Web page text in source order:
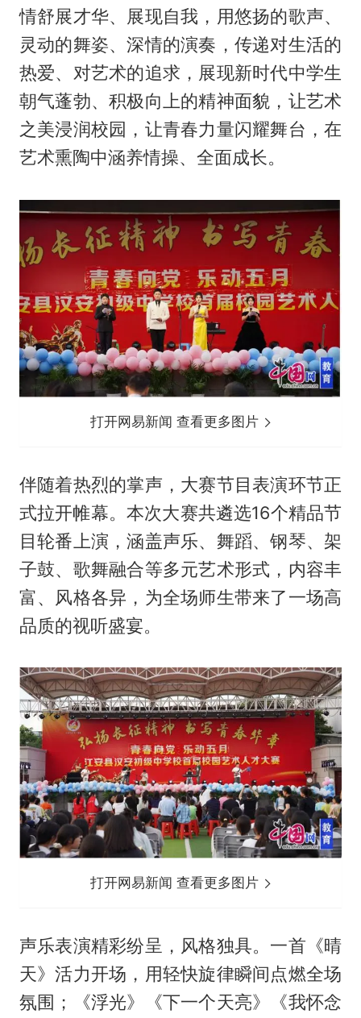
情舒展才华、展现自我，用悠扬的歌声、
灵动的舞姿、深情的演奏，传递对生活的
热爱、对艺术的追求，展现新时代中学生
朝气蓬勃、积极向上的精神面貌，让艺术
之美浸润校园，让青春力量闪耀舞台，在
艺术熏陶中涵养情操、全面成长。
打开网易新闻 查看更多图片
伴随着热烈的掌声，大赛节目表演环节正
式拉开帷幕。本次大赛共遴选16个精品节
目轮番上演，涵盖声乐、舞蹈、钢琴、架
子鼓、歌舞融合等多元艺术形式，内容丰
富、风格各异，为全场师生带来了一场高
品质的视听盛宴。
打开网易新闻 查看更多图片
声乐表演精彩纷呈，风格独具。一首《晴
天》活力开场，用轻快旋律瞬间点燃全场
氛围；《浮光》《下一个天亮》《我怀念